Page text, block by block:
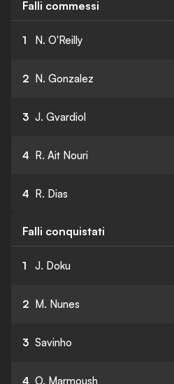
Falli commessi
1 N. O'Reilly
2 N. Gonzalez
3 J. Gvardiol
4 R. Ait Nouri
4 R. Dias
Falli conquistati
1 J. Doku
2 M. Nunes
3 Savinho
4 O. Marmoush